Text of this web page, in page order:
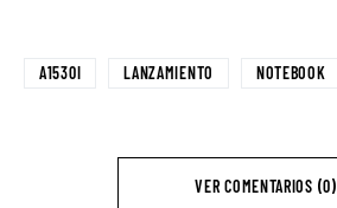
A1530I LANZAMIENTO NOTEBOOK
VER COMENTARIOS (0)